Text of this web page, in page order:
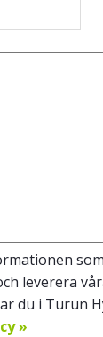
leverera
du i Turun
»